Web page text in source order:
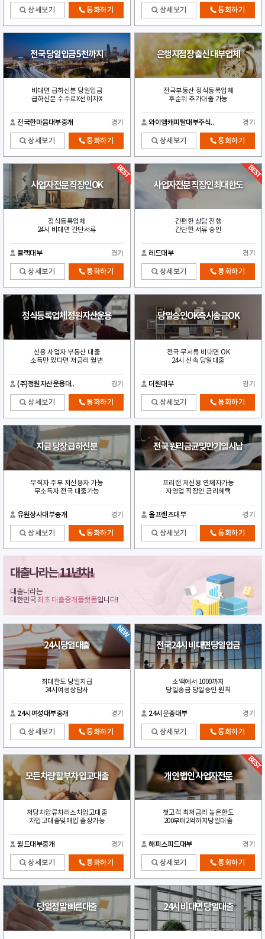
상세보기 통화하기 상세보기 통화하기
전국 당일입금 5천까지
비대면 급하신분 당일입금
급하신분 수수료X선이자X
전국한마음대부중개 경기
상세보기 통화하기
은행지점장 출신 대부업체
전국부동산 정식등록업체
후순위 추가대출 가능
와이엠캐피탈대부주식.. 경기
상세보기 통화하기
사업자 전문 직장인OK
정식등록업체
24시 비대면 간단서류
블랙대부 경기
상세보기 통화하기
사업자전문 직장인최대한도
간편한 상담 진행
간단한 서류 승인
레드대부 경기
상세보기 통화하기
정식등록업체 정원자산운용
신용 사업자 부동산 대출
소득만 있다면 저금리 월변
(주)정원자산운용대.. 경기
상세보기 통화하기
당일승인OK즉시송금OK
전국 무서류 비대면 OK
24시 신속 당일대출
더원대부 경기
상세보기 통화하기
지금 당장 급하신분
무직자 주부 저신용자 가능
무소득자 전국 대출가능
유원상사대부중개 경기
상세보기 통화하기
전국 원리금균및만기일시납
프리랜 저신용 연체자가능
자영업 직장인 금리혜택
올프렌즈대부 경기
상세보기 통화하기
대출나라는11년차!
대출나라는
대한민국최초 대출중개플랫폼입니다!
24시당일대출
최대한도 당일지급
24시여성상담사
24시여성대부중개 경기
상세보기 통화하기
전국24시 비대면당일입금
소액에서 1000까지
당일송금 당일승인 원칙
24시문종대부 경기
상세보기 통화하기
모든차량 할부차 입고대출
저당차압류차리스차입고대출
차입고대출및매입 출장가능
월드대부중개 경기
상세보기 통화하기
개인 법인 사업자전문
첫고객 최저금리 높은한도
200부터2억까지당일대출
해피스피드대부 경기
상세보기 통화하기
당일정말 빠른대출 24시 비대면 당일대출